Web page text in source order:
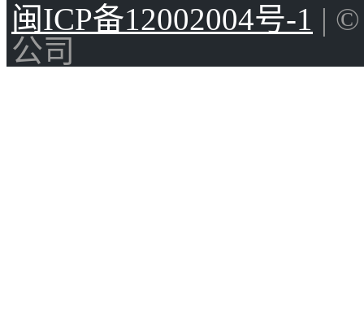
闽ICP备12002004号-1 |
公司